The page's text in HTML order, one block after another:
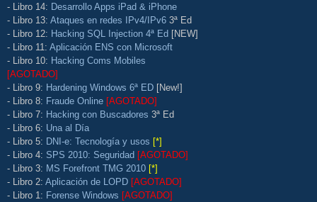
- Libro 14: Desarrollo Apps iPad & iPhone
- Libro 13: Ataques en redes IPv4/IPv6 3ª Ed
- Libro 12: Hacking SQL Injection 4ª Ed [NEW]
- Libro 11: Aplicación ENS con Microsoft
- Libro 10: Hacking Coms Mobiles
[AGOTADO]
- Libro 9: Hardening Windows 6ª ED [New!]
- Libro 8: Fraude Online [AGOTADO]
- Libro 7: Hacking con Buscadores 3ª Ed
- Libro 6: Una al Día
- Libro 5: DNI-e: Tecnología y usos [*]
- Libro 4: SPS 2010: Seguridad [AGOTADO]
- Libro 3: MS Forefront TMG 2010 [*]
- Libro 2: Aplicación de LOPD [AGOTADO]
- Libro 1: Forense Windows [AGOTADO]